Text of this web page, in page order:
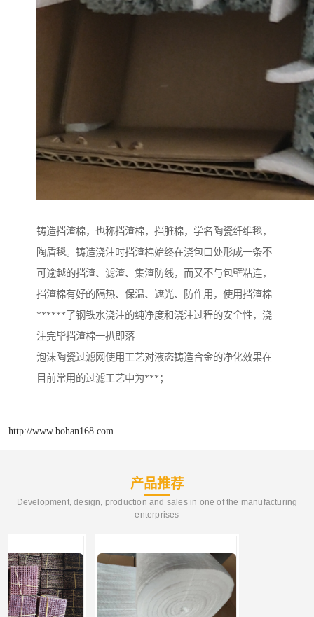
铸造挡渣棉，也称挡渣棉，挡脏棉，学名陶瓷纤维毯，
陶盾毯。铸造浇注时挡渣棉始终在浇包口处形成一条不
可逾越的挡渣、滤渣、集渣防线，而又不与包壁粘连，
挡渣棉有好的隔热、保温、遮光、防作用，使用挡渣棉
******了钢铁水浇注的纯净度和浇注过程的安全性，浇
注完毕挡渣棉一扒即落
泡沫陶瓷过滤网使用工艺对液态铸造合金的净化效果在
目前常用的过滤工艺中为***；
http://www.bohan168.com
产品推荐
Development, design, production and sales in one of the manufacturing
enterprises